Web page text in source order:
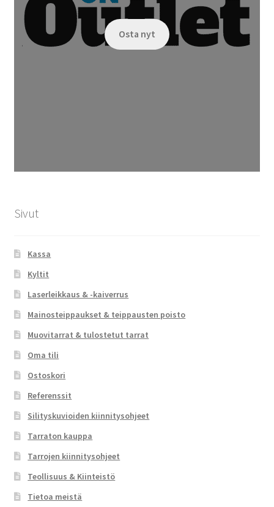
Osta nyt
Sivut
Kassa
Kyltit
Laserleikkaus & -kaiverrus
Mainosteippaukset & teippausten poisto
Muovitarrat & tulostetut tarrat
Oma tili
Ostoskori
Referenssit
Silityskuvioiden kiinnitysohjeet
Tarraton kauppa
Tarrojen kiinnitysohjeet
Teollisuus & Kiinteistö
Tietoa meistä